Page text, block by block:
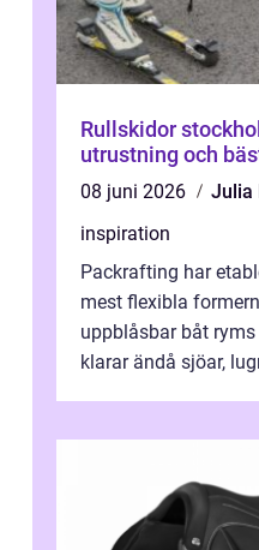
Rullskidor stockholm
utrustning och
08 juni 2026
Julia
inspiration
Packrafting har
mest flexibla
uppblåsbar båt
klarar ändå sjöar,